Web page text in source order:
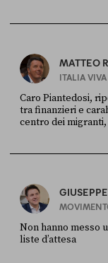
MATTEO
ITALIA VIVA
Caro Piantedosi,
tra finanzieri e
centro dei
Non hanno messo
liste d’attesa